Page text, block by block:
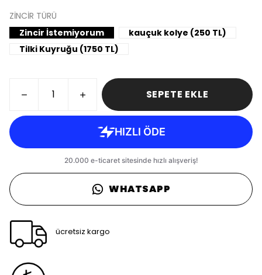
ZİNCİR TÜRÜ
Zincir İstemiyorum
kauçuk kolye (250 TL)
Tilki Kuyruğu (1750 TL)
SEPETE EKLE
WHATSAPP
ücretsiz kargo